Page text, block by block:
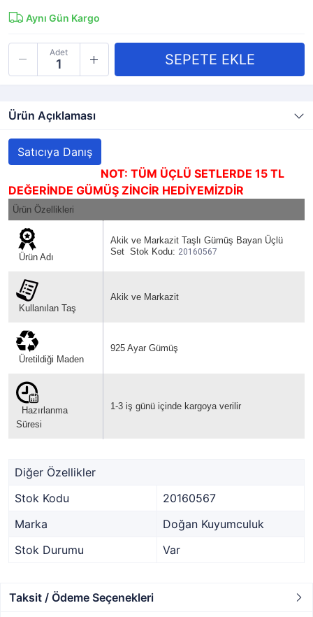
Aynı Gün Kargo
Adet
Ürün Açıklaması
Satıcıya Danış
NOT: TÜM ÜÇLÜ SETLERDE 15 TL
DEĞERİNDE GÜMÜŞ ZİNCİR HEDİYEMİZDİR
Ürün Özellikleri
Ürün Adı
Akik ve Markazit Taşlı Gümüş Bayan Üçlü
Set Stok Kodu: 20160567
Kullanılan Taş
Akik ve Markazit
Üretildiği Maden
925 Ayar Gümüş
Hazırlanma
Süresi
1-3 iş günü içinde kargoya verilir
Diğer Özellikler
Stok Kodu
20160567
Marka
Doğan Kuyumculuk
Stok Durumu
Var
Taksit / Ödeme Seçenekleri